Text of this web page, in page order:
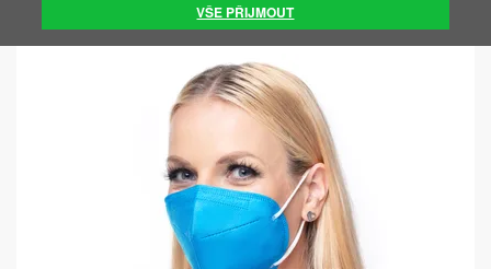
VŠE PŘIJMOUT